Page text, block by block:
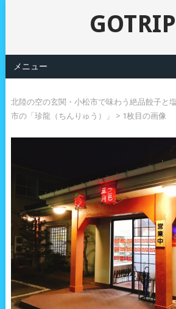
メニュー
北陸の空の玄関・小松市で味わう絶品餃子と
市の「珍龍（ちんりゅう）」
> 1枚目の画像